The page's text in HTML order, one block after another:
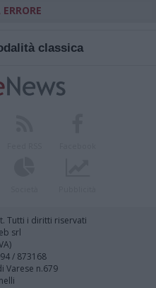
classica
Tutti i diritti riservati
srl
/ 873168
Varese n.679